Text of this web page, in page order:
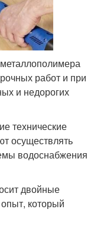
работ и при
и недорогих
технические
осуществлять
водоснабжения
двойные
который